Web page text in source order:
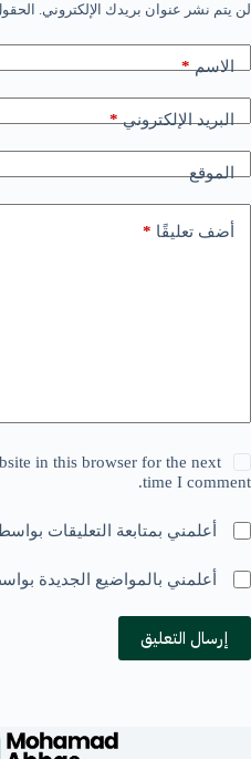
لن يتم نشر عنوان بريدك الإلكتروني.
الاسم*
البريد الإلكتروني*
الموقع
أضف تعليقًا *
in this browser for the next
time I comment.
أعلمني بمتابعة التعليقات
أعلمني بالمواضيع الجديدة
إرسال التعليق